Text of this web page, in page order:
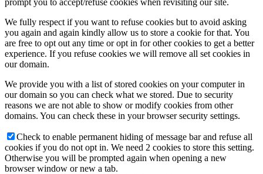
We fully respect if you want to refuse cookies but to avoid asking
you again and again kindly allow us to store a cookie for that. You
are free to opt out any time or opt in for other cookies to get a better
experience. If you refuse cookies we will remove all set cookies in
our domain.
We provide you with a list of stored cookies on your computer in
our domain so you can check what we stored. Due to security
reasons we are not able to show or modify cookies from other
domains. You can check these in your browser security settings.
Check to enable permanent hiding of message bar and refuse all
cookies if you do not opt in. We need 2 cookies to store this setting.
Otherwise you will be prompted again when opening a new
browser window or new a tab.